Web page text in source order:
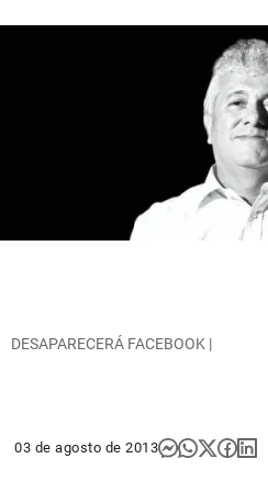
DESAPARECERÁ FACEBOOK |
03 de agosto de 2013